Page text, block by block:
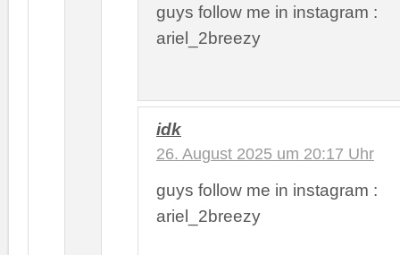
guys follow me in instagram :
ariel_2breezy
idk
26. August 2025 um 20:17 Uhr
guys follow me in instagram :
ariel_2breezy